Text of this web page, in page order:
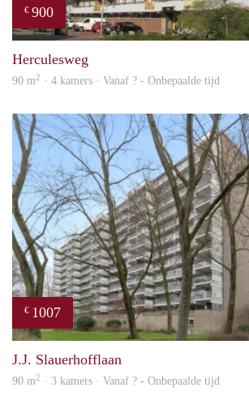
€ 900
Herculesweg
90 m2 · 4 kamers · Vanaf ? - Onbepaalde tijd
€ 1007
J.J. Slauerhofflaan
90 m2 · 3 kamers · Vanaf ? - Onbepaalde tijd